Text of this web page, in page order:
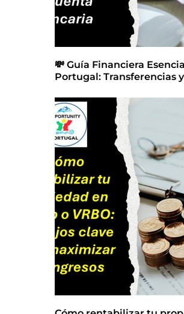
💸 Guía Financiera
Portugal: Transferencias